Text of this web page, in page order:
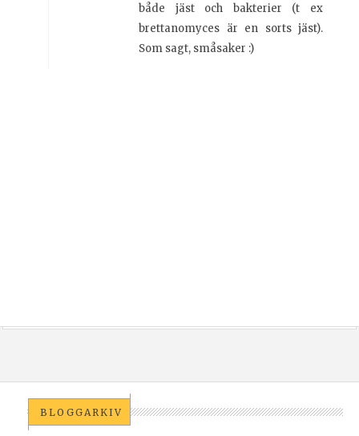
både jäst och bakterier (t ex
brettanomyces är en sorts jäst).
Som sagt, småsaker :)
BLOGGARKIV